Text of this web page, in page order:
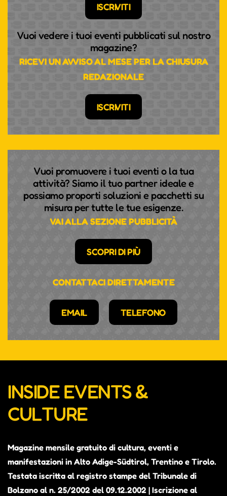
ISCRIVITI
Vuoi vedere i tuoi eventi pubblicati sul nostro
magazine?
RICEVI UN AVVISO AL MESE PER LA CHIUSURA
REDAZIONALE
ISCRIVITI
Vuoi promuovere i tuoi eventi o la tua
attività? Siamo il tuo partner ideale e
possiamo proporti soluzioni e pacchetti su
misura per tutte le tue esigenze.
VAI ALLA SEZIONE PUBBLICITÀ
SCOPRI DI PIÙ
CONTATTACI DIRETTAMENTE
EMAIL TELEFONO
INSIDE EVENTS &
CULTURE
Magazine mensile gratuito di cultura, eventi e
manifestazioni in Alto Adige-Südtirol, Trentino e Tirolo.
Testata iscritta al registro stampe del Tribunale di
Bolzano al n. 25/2002 del 09.12.2002 | Iscrizione al